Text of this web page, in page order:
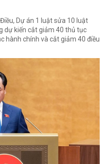
Dự án 1 luật sửa 10 luật
dự kiến cắt giảm 40 thủ tục
hành chính và cắt giảm 40 điều